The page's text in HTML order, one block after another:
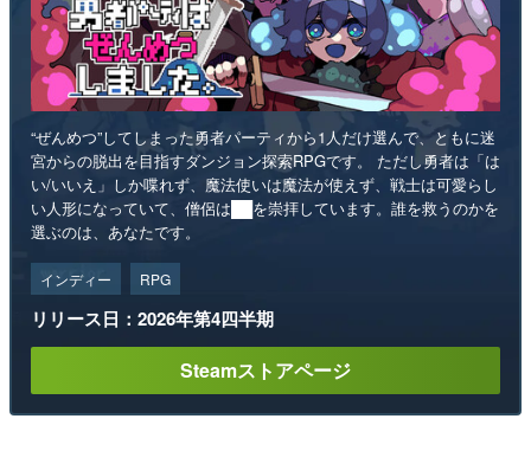
“ぜんめつ”してしまった勇者パーティから1人だけ選んで、ともに迷
宮からの脱出を目指すダンジョン探索RPGです。 ただし勇者は「は
い/いいえ」しか喋れず、魔法使いは魔法が使えず、戦士は可愛らし
い人形になっていて、僧侶は██を崇拝しています。誰を救うのかを
選ぶのは、あなたです。
インディー RPG
リリース日：2026年第4四半期
Steamストアページ